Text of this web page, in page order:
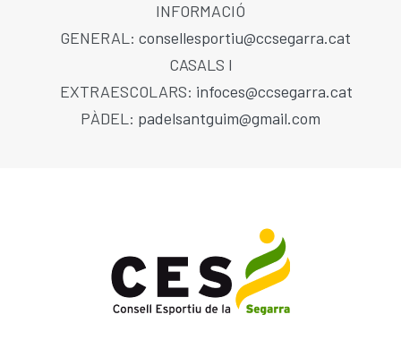
INFORMACIÓ
GENERAL:consellesportiu@ccsegarra.cat
CASALS I
EXTRAESCOLARS: infoces@ccsegarra.cat
PÀDEL: padelsantguim@gmail.com